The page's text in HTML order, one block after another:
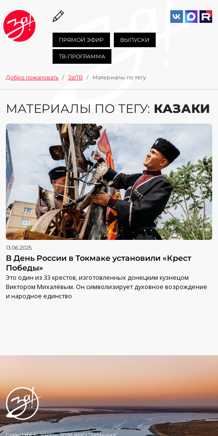
ПРЯМОЙ ЭФИР ВЫПУСКИ
ТВ-ПРОГРАММА
Добро пожаловать За!ТВ Материалы по тегу
МАТЕРИАЛЫ ПО ТЕГУ: КАЗАКИ
13.06.2025
В День России в Токмаке установили «Крест
Победы»
Это один из 33 крестов, изготовленных донецким кузнецом
Виктором Михалёвым. Он символизирует духовное возрождение
и народное единство